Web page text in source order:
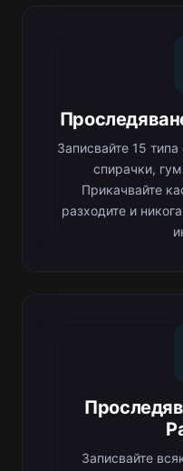
Записвайте 15
спирачки,
Прикачвайте
разходите и
Записвайте